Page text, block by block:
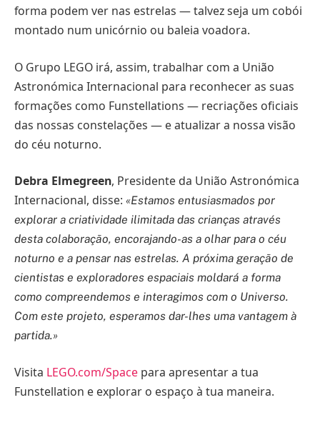
forma podem ver nas estrelas — talvez seja um cobói
montado num unicórnio ou baleia voadora.
O Grupo LEGO irá, assim, trabalhar com a União
Astronómica Internacional para reconhecer as suas
formações como Funstellations — recriações oficiais
das nossas constelações — e atualizar a nossa visão
do céu noturno.
Debra Elmegreen, Presidente da União Astronómica
Internacional, disse: «Estamos entusiasmados por
explorar a criatividade ilimitada das crianças através
desta colaboração, encorajando-as a olhar para o céu
noturno e a pensar nas estrelas. A próxima geração de
cientistas e exploradores espaciais moldará a forma
como compreendemos e interagimos com o Universo.
Com este projeto, esperamos dar-lhes uma vantagem à
partida.»
Visita LEGO.com/Space para apresentar a tua
Funstellation e explorar o espaço à tua maneira.